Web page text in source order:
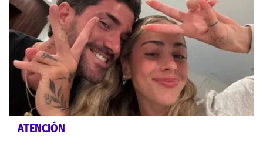
ATENCIÓN